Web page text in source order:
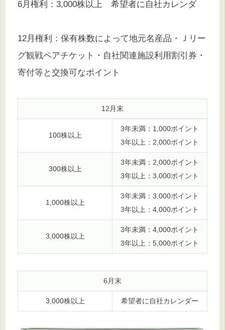
6月権利：3,000株以上 希望者に自社カレンダ
12月権利：保有株数によって地元名産品・Ｊリー
グ観戦ペアチケット・自社関連施設利用割引券・
寄付等と交換可なポイント
12月末
100株以上
3年未満：1,000ポイント
3年以上：2,000ポイント
300株以上
3年未満：2,000ポイント
3年以上：3,000ポイント
1,000株以上
3年未満：3,000ポイント
3年以上：4,000ポイント
3,000株以上
3年未満：4,000ポイント
3年以上：5,000ポイント
6月末
3,000株以上 希望者に自社カレンダー